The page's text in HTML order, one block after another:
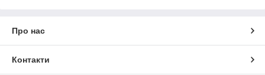
Про нас
Контакти